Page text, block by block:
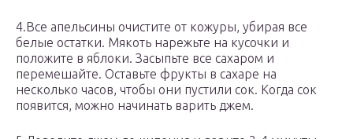
4.Все апельсины очистите от кожуры, убирая все
белые остатки. Мякоть нарежьте на кусочки и
положите в яблоки. Засыпьте все сахаром и
перемешайте. Оставьте фрукты в сахаре на
несколько часов, чтобы они пустили сок. Когда сок
появится, можно начинать варить джем.